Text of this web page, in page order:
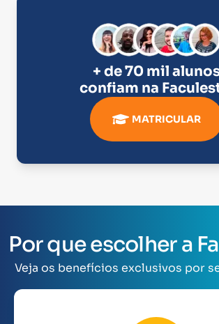
+ de 70 mil
confiam na
MATRICULAR
Por que escolher a
Veja os benefícios exclusivos por